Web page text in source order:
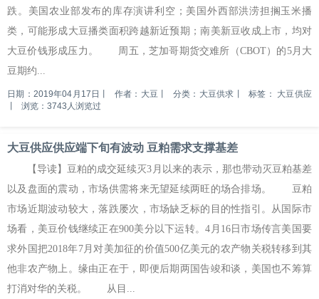
跌。美国农业部发布的库存演讲利空；美国外西部洪涝担搁玉米播
类，可能形成大豆播类面积跨越新近预期；南美新豆收成上市，均对
大豆价钱形成压力。 周五，芝加哥期货交难所（CBOT）的5月大
豆期约...
日期：2019年04月17日 作者：大豆 分类：大豆供求 标签： 大豆供应
浏览：3743人浏览过
大豆供应供应端下旬有波动 豆粕需求支撑基差
【导读】豆粕的成交延续灭3月以来的表示，那也带动灭豆粕基差
以及盘面的震动，市场供需将来无望延续两旺的场合排场。 豆粕
市场近期波动较大，落跌屡次，市场缺乏标的目的性指引。从国际市
场看，美豆价钱继续正在900美分以下运转。4月16日市场传言美国要
求外国把2018年7月对美加征的价值500亿美元的农产物关税转移到其
他非农产物上。缘由正在于，即便后期两国告竣和谈，美国也不筹算
打消对华的关税。 从目...